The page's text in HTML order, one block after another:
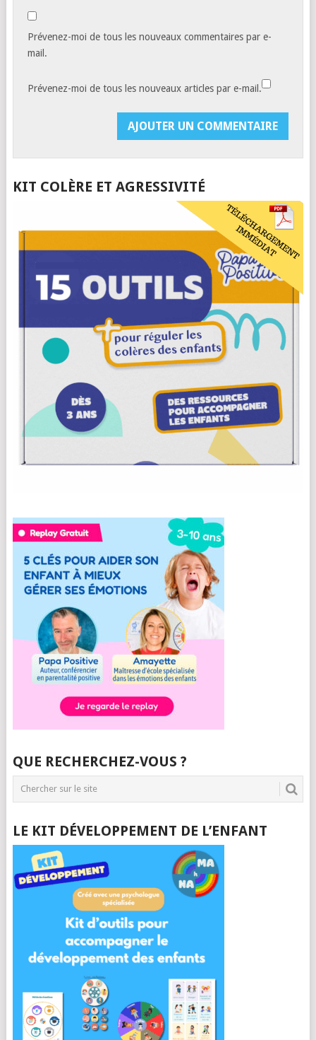
Prévenez-moi de tous les nouveaux commentaires par e-
mail.
Prévenez-moi de tous les nouveaux articles par e-mail.
KIT COLÈRE ET AGRESSIVITÉ
QUE RECHERCHEZ-VOUS ?
LE KIT DÉVELOPPEMENT DE L’ENFANT